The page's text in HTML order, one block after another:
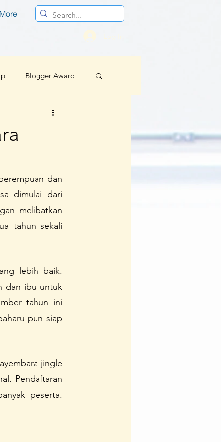
More
Blogger Award
dan
dimulai dari
melibatkan
tahun sekali
lebih baik.
dan ibu untuk
tahun ini
pun siap
jingle
Pendaftaran
peserta.